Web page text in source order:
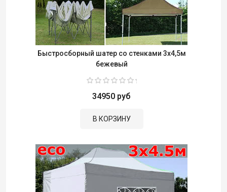
Быстросборный шатер со стенками 3х4,5м
бежевый
34950 руб
В КОРЗИНУ